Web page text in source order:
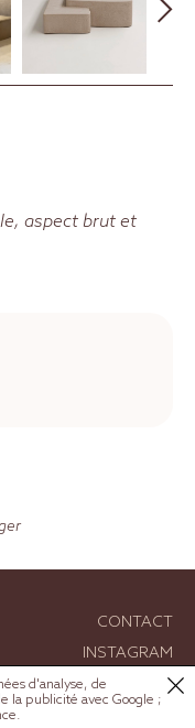
aspect brut et
CONTACT
INSTAGRAM
MENTIONS LÉGALES
GESTION DES COOKIES
d'analyse, de
la publicité avec Google ;